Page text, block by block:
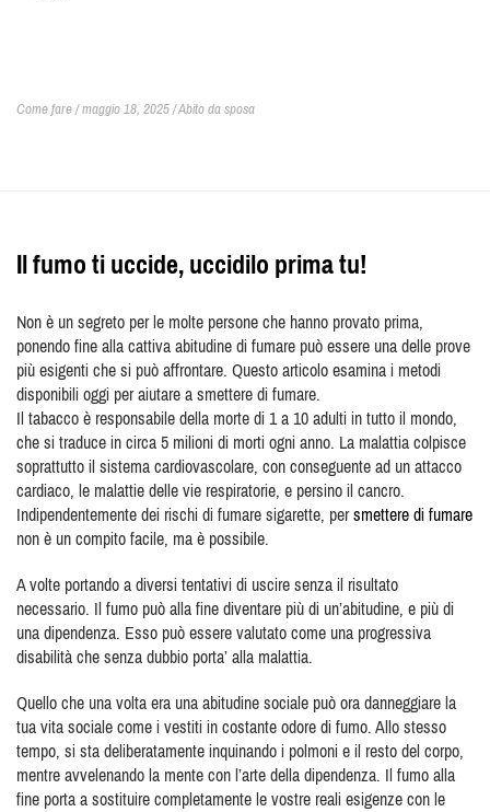
Come fare / maggio 18, 2025 /Abito da sposa
Il fumo ti uccide, uccidilo prima tu!
Non è un segreto per le molte persone che hanno provato prima,
ponendo fine alla cattiva abitudine di fumare può essere una delle prove
più esigenti che si può affrontare. Questo articolo esamina i metodi
disponibili oggi per aiutare a smettere di fumare.
Il tabacco è responsabile della morte di 1 a 10 adulti in tutto il mondo,
che si traduce in circa 5 milioni di morti ogni anno. La malattia colpisce
soprattutto il sistema cardiovascolare, con conseguente ad un attacco
cardiaco, le malattie delle vie respiratorie, e persino il cancro.
Indipendentemente dei rischi di fumare sigarette, persmettere di fumare
non è un compito facile, ma è possibile.
A volte portando a diversi tentativi di uscire senza il risultato
necessario. Il fumo può alla fine diventare più di un’abitudine, e più di
una dipendenza. Esso può essere valutato come una progressiva
disabilità che senza dubbio porta’ alla malattia.
Quello che una volta era una abitudine sociale può ora danneggiare la
tua vita sociale come i vestiti in costante odore di fumo. Allo stesso
tempo, si sta deliberatamente inquinando i polmoni e il resto del corpo,
mentre avvelenando la mente con l’arte della dipendenza. Il fumo alla
fine porta a sostituire completamente le vostre reali esigenze con le